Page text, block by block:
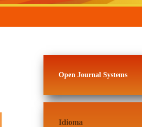
Open Journal Systems
Idioma